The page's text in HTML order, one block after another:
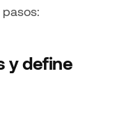
y define